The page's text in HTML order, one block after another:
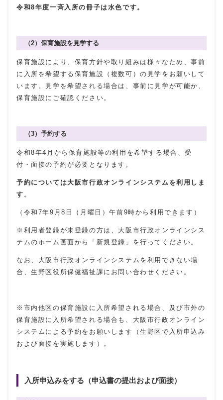
令和8年度一斉入所の冊子は水色です。
（2）保育施設を見学する
保育施設により、保育方針や取り組みは様々なため、事前
に入所を希望する保育施設（複数可）の見学をお願いして
います。見学を希望される場合は、事前に見学が可能か、
保育施設にご確認ください。
（3）予約する
令和8年4月から保育施設等の利用を希望する場合、受
付・面接の予約が必要となります。
予約については大阪市行政オンラインシステムを利用しま
す 。
（令和7年9月8日（月曜日）午前9時から利用できます）
※利用者登録が未登録の方は、大阪市行政オンラインシス
テムのホーム画面から「新規登録」を行ってください。
なお、大阪市行政オンラインシステムを利用できない場
合、生野区役所保健福祉課にお問い合わせください。
※市内他区の保育施設に入所希望される場合、及び市外の
保育施設に入所希望される場合も、大阪市行政オンライン
システムによる予約をお願いします（生野区で入所申込み
および面接を実施します）。
入所申込みをする（申込書の提出および面接）